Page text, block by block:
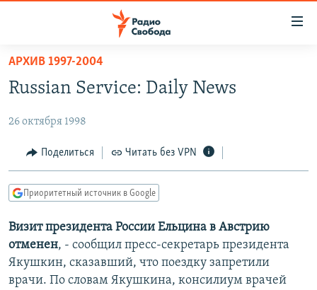
упрощенного
доступа
содержанию
Вернутся
навигации
Вернутся
поиску
АВТОРСКИЕ ПРОЕКТЫ
ЦИТАТЫ СВОБОДЫ
КУЛЬТУРА
IDEL.РЕАЛИИ
КАВКАЗ.РЕАЛИИ
СЕВЕР.РЕАЛИИ
АРХИВ 1997-2004
Russian Service: Daily News
26 октября 1998
Поделиться Читать без VPN
Приоритетный источник в Google
Визит президента России Ельцина в Австрию
отменен, - сообщил пресс-секретарь президента
Якушкин, сказавший, что поездку запретили
врачи. По словам Якушкина, консилиум врачей